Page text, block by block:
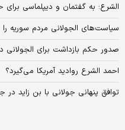
الشرع: به گفتمان و دیپلماسی
سیاست‌های الجولانی مردم سوریه
صدور حکم بازداشت برای الجولانی
احمد الشرع روادید آمریکا می‌گیرد؟
توافق پنهانی جولانی با بن زاید در